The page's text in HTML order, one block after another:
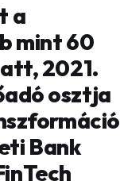
a
mint 60
2021.
osztja
Bank